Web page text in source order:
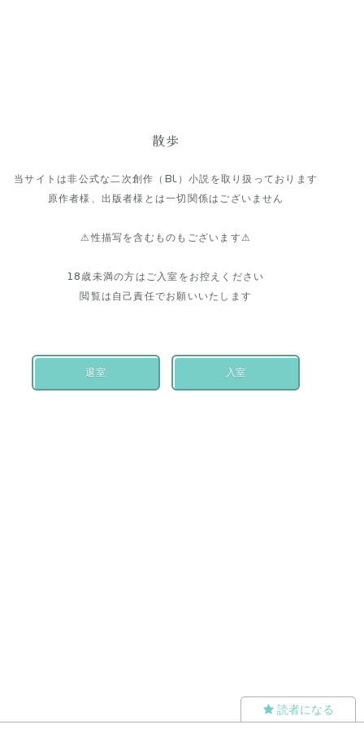
散歩
当サイトは非公式な二次創作（BL）小説を取り扱っております
原作者様、出版者様とは一切関係はございません
⚠性描写を含むものもございます⚠
18歳未満の方はご入室をお控えください
閲覧は自己責任でお願いいたします
退室 入室
読者になる